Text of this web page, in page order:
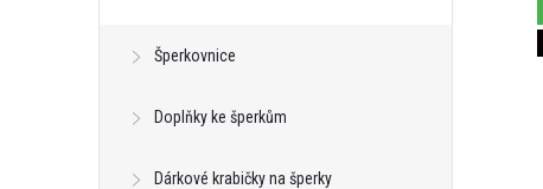
Šperkovnice
Doplňky ke šperkům
Dárkové krabičky na šperky
ů